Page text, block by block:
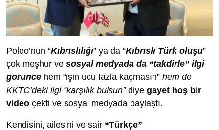
Poleo’nun “Kıbrıslılığı” ya da “Kıbrıslı Türk oluşu”
çok meşhur ve sosyal medyada da “takdirle” ilgi
görünce hem “işin ucu fazla kaçmasın” hem de
KKTC’deki ilgi “karşılık bulsun” diye gayet hoş bir
video çekti ve sosyal medyada paylaştı.
Kendisini, ailesini ve sair “Türkçe”